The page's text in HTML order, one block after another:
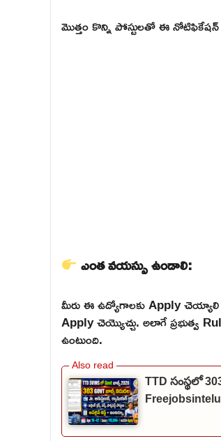
మొత్తం కొన్ని పోస్టులతో ఈ
ఎంత వయస్సు ఉండాలి:
మీరు ఈ ఉద్యోగాలకు Apply చెయ్యాలి
Apply చెయ్యొచ్చు. అలాగే ప్రభుత్వ
ఉంటుంది.
TTD సంస్థలో